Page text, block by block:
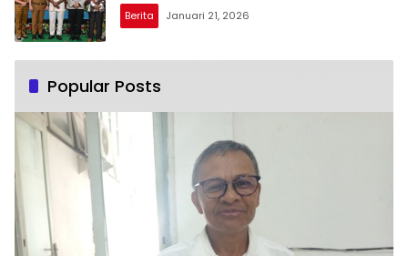
Berita Januari 21, 2026
Popular Posts